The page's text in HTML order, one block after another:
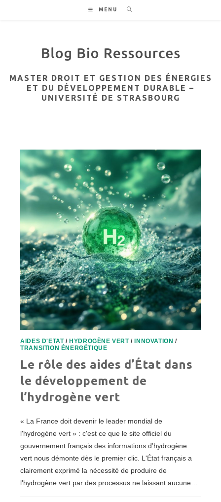
MENU
MASTER DROIT ET GESTION DES ÉNERGIES
ET DU DÉVELOPPEMENT DURABLE –
UNIVERSITÉ DE STRASBOURG
AIDES D'ETAT/HYDROGÈNE VERT/INNOVATION /
TRANSITION ÉNERGÉTIQUE
Le rôle des aides d’État dans
le développement de
l’hydrogène vert
« La France doit devenir le leader mondial de
l'hydrogène vert » : c'est ce que le site officiel du
gouvernement français des informations d’hydrogène
vert nous démonte dès le premier clic. L'État français a
clairement exprimé la nécessité de produire de
l'hydrogène vert par des processus ne laissant aucune…